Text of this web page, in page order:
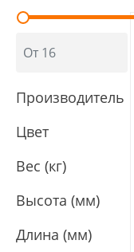
Производитель
Цвет
Вес (кг)
Высота (мм)
Длина (мм)